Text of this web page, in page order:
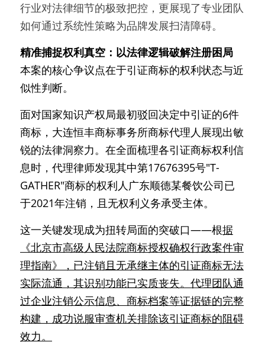
行业对法律细节的极致把控，更展现了专业团队
如何通过系统性策略为品牌发展扫清障碍。
精准捕捉权利真空：以法律逻辑破解注册困局
本案的核心争议点在于引证商标的权利状态与近
似性判断。
面对国家知识产权局最初驳回决定中引证的6件
商标，大连恒丰商标事务所商标代理人展现出敏
锐的法律洞察力。在全面梳理各引证商标权利信
息时，代理律师发现其中第17676395号"T-
GATHER"商标的权利人广东顺德某餐饮公司已
于2021年注销，且无权利义务承受主体。
这一关键发现成为扭转局面的突破口——根据
《北京市高级人民法院商标授权确权行政案件审
理指南》，已注销且无承继主体的引证商标无法
实际流通，其识别功能已实质丧失。代理团队通
过企业注销公示信息、商标档案等证据链的完整
构建，成功说服审查机关排除该引证商标的阻碍
效力。